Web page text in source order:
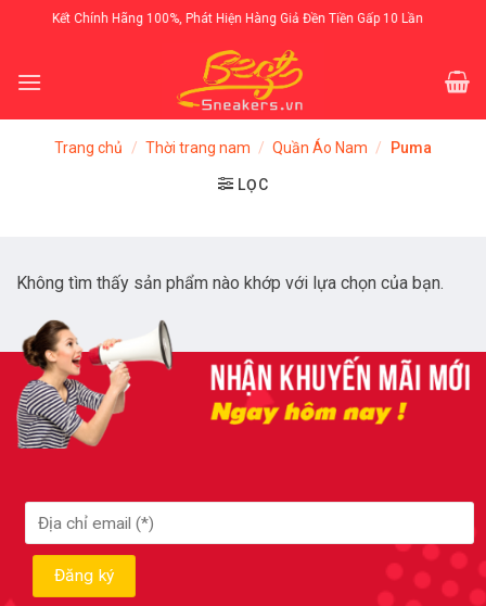
Cam Kết Chính Hãng 100%, Phát Hiện Hàng Giả Đền Tiền Gấp 10 Lần
Trang chủ / Thời trang nam / Quần Áo Nam / Puma
LỌC
Không tìm thấy sản phẩm nào khớp với lựa chọn của bạn.